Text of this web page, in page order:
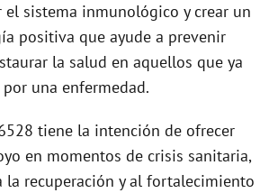
el sistema inmunológico y crear un
positiva que ayude a prevenir
la salud en aquellos que ya
una enfermedad.
tiene la intención de ofrecer
en momentos de crisis sanitaria,
la recuperación y al fortalecimiento